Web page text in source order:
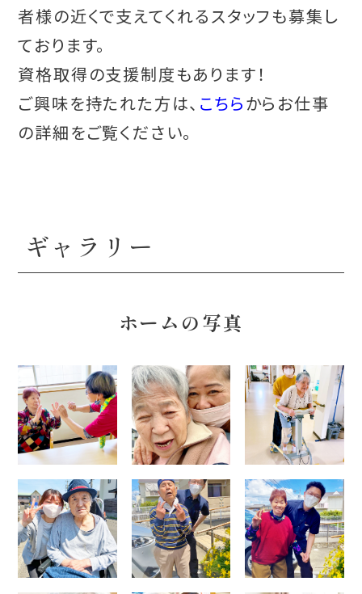
者様の近くで支えてくれるスタッフも募集し
ております。
資格取得の支援制度もあります！
ご興味を持たれた方は、 こちらからお仕事
の詳細をご覧ください。
ギャラリー
ホームの写真